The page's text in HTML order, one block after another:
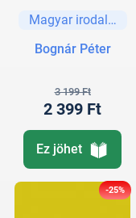
Magyar irodalom
Bognár Péter
3 199 Ft
2 399 Ft
Ez jöhet
-25%